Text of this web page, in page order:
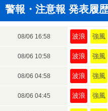
警報・注意報 発表履
08/06 16:58 波浪 強風
08/06 10:58 波浪 強風
08/06 04:58 波浪 強風
08/06 04:45 波浪 強風